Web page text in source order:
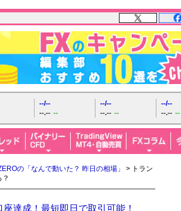
--/--
--.-- --
--/--
--.-- --
--/--
--.-- --
の「なんで動いた？ 昨日の相場」
> トラン
達成！最短即日で取引可能！